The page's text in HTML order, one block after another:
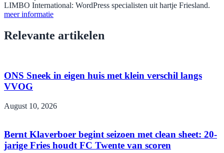
LIMBO International: WordPress specialisten uit hartje Friesland.
meer informatie
Relevante artikelen
ONS Sneek in eigen huis met klein verschil langs
VVOG
August 10, 2026
Bernt Klaverboer begint seizoen met clean sheet: 20-
jarige Fries houdt FC Twente van scoren